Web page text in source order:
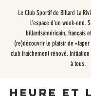
Le Club Sportif de Billard La
l’espace d’un week-end.
billardsaméricain, français
(re)découvrir le plaisir de
club fraîchement rénové.
à tous.
Heure et